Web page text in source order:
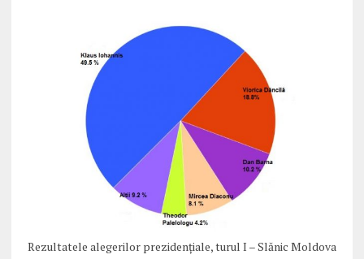
Rezultatele alegerilor prezidențiale, turul I – Slănic Moldova